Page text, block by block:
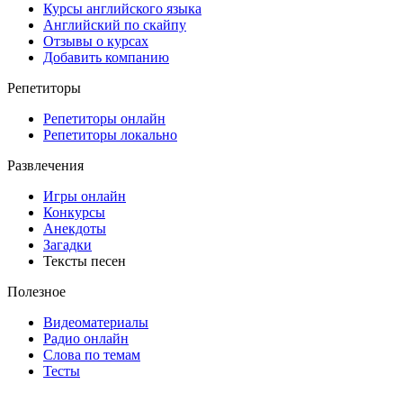
Курсы английского языка
Английский по скайпу
Отзывы о курсах
Добавить компанию
Репетиторы
Репетиторы онлайн
Репетиторы локально
Развлечения
Игры онлайн
Конкурсы
Анекдоты
Загадки
Тексты песен
Полезное
Видеоматериалы
Радио онлайн
Слова по темам
Тесты